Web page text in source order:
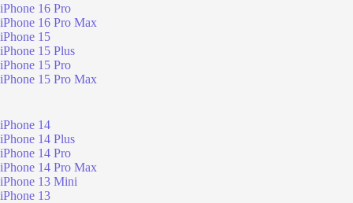
iPhone 16 Pro
iPhone 16 Pro Max
iPhone 15
iPhone 15 Plus
iPhone 15 Pro
iPhone 15 Pro Max
iPhone 14
iPhone 14 Plus
iPhone 14 Pro
iPhone 14 Pro Max
iPhone 13 Mini
iPhone 13